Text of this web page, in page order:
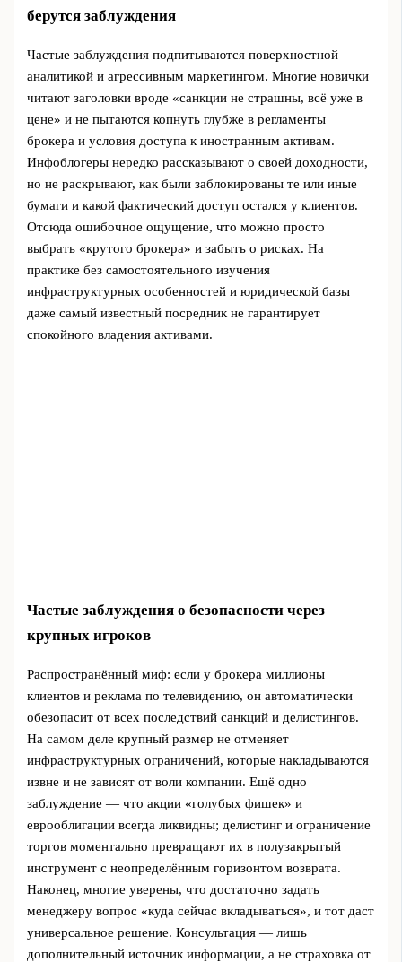
берутся заблуждения
Частые заблуждения подпитываются поверхностной
аналитикой и агрессивным маркетингом. Многие новички
читают заголовки вроде «санкции не страшны, всё уже в
цене» и не пытаются копнуть глубже в регламенты
брокера и условия доступа к иностранным активам.
Инфоблогеры нередко рассказывают о своей доходности,
но не раскрывают, как были заблокированы те или иные
бумаги и какой фактический доступ остался у клиентов.
Отсюда ошибочное ощущение, что можно просто
выбрать «крутого брокера» и забыть о рисках. На
практике без самостоятельного изучения
инфраструктурных особенностей и юридической базы
даже самый известный посредник не гарантирует
спокойного владения активами.
Частые заблуждения о безопасности через
крупных игроков
Распространённый миф: если у брокера миллионы
клиентов и реклама по телевидению, он автоматически
обезопасит от всех последствий санкций и делистингов.
На самом деле крупный размер не отменяет
инфраструктурных ограничений, которые накладываются
извне и не зависят от воли компании. Ещё одно
заблуждение — что акции «голубых фишек» и
еврооблигации всегда ликвидны; делистинг и ограничение
торгов моментально превращают их в полузакрытый
инструмент с неопределённым горизонтом возврата.
Наконец, многие уверены, что достаточно задать
менеджеру вопрос «куда сейчас вкладываться», и тот даст
универсальное решение. Консультация — лишь
дополнительный источник информации, а не страховка от